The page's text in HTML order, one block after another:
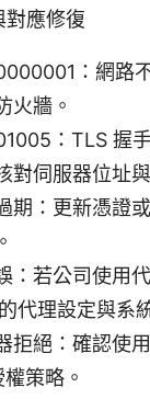
對應修復
：網路
火牆。
：TLS 握
對伺服器位址
期：更新憑證
：若公司使用
代理設定與系
拒絕：確認使
策略。